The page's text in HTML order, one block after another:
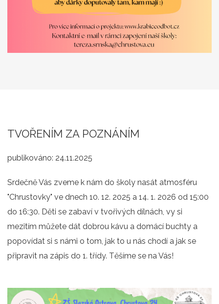
TVOŘENÍM ZA POZNÁNÍM
publikováno: 24.11.2025
Srdečně Vás zveme k nám do školy nasát atmosféru
"Chrustovky" ve dnech 10. 12. 2025 a 14. 1. 2026 od 15:00
do 16:30. Děti se zabaví v tvořivých dílnách, vy si
mezitím můžete dát dobrou kávu a domácí buchty a
popovídat si s námi o tom, jak to u nás chodí a jak se
připravit na zápis do 1. třídy. Těšíme se na Vás!